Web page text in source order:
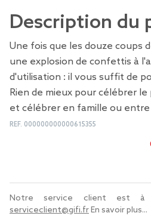
Description du
Une fois que les douze coups
une explosion de confettis à
d'utilisation : il vous suffit de
Rien de mieux pour célébrer
et célébrer en famille ou entre
REF. 000000000000615355
Notre service client est
serviceclient@gifi.frEn savoir plus...